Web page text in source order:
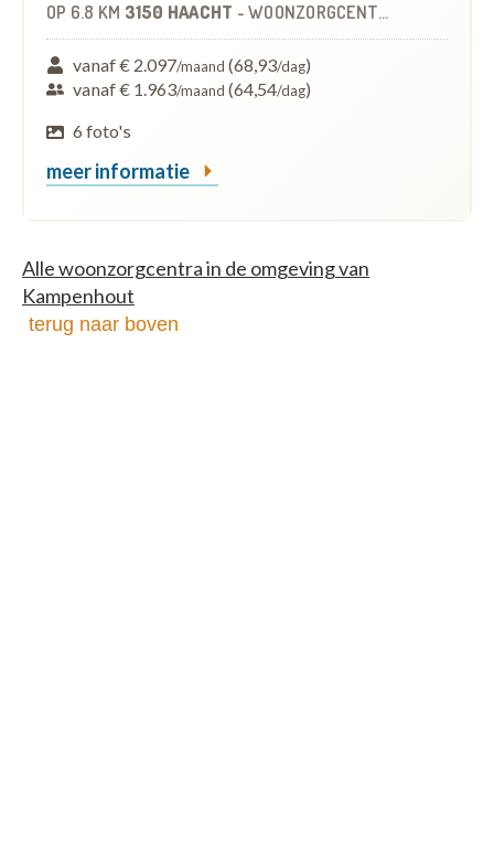
OP 6.8 KM 3150 HAACHT - WOONZORGCENTRUM (WZC)
vanaf € 2.097/maand (68,93/dag)
vanaf € 1.963/maand (64,54/dag)
6 foto's
meer informatie
Alle woonzorgcentra in de omgeving van
Kampenhout
terug naar boven